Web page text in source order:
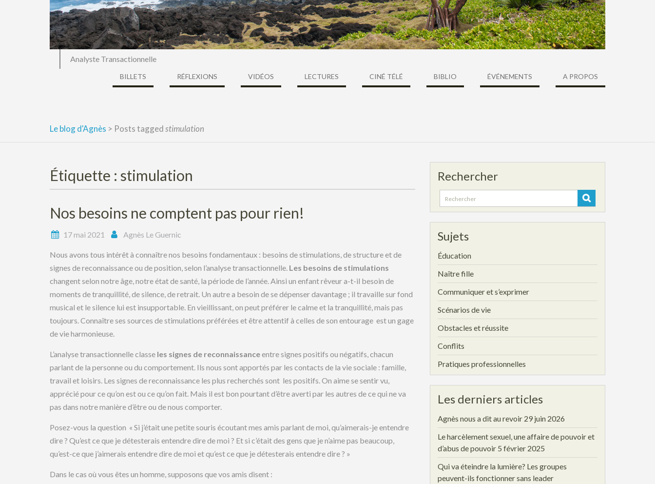
Analyste Transactionnelle
BILLETS RÉFLEXIONS VIDÉOS LECTURES CINÉ TÉLÉ BIBLIO ÉVÉNEMENTS A PROPOS
Le blog d'Agnès > Posts taggedstimulation
Étiquette : stimulation
Nos besoins ne comptent pas pour rien!
17 mai 2021 Agnès Le Guernic
Nous avons tous intérêt à connaître nos besoins fondamentaux : besoins de stimulations, de structure et de
signes de reconnaissance ou de position, selon l’analyse transactionnelle. Les besoins de stimulations
changent selon notre âge, notre état de santé, la période de l’année. Ainsi un enfant rêveur a-t-il besoin de
moments de tranquillité, de silence, de retrait. Un autre a besoin de se dépenser davantage ; il travaille sur fond
musical et le silence lui est insupportable. En vieillissant, on peut préférer le calme et la tranquillité, mais pas
toujours. Connaître ses sources de stimulations préférées et être attentif à celles de son entourage est un gage
de vie harmonieuse.
L’analyse transactionnelle classe les signes de reconnaissanceentre signes positifs ou négatifs, chacun
parlant de la personne ou du comportement. Ils nous sont apportés par les contacts de la vie sociale : famille,
travail et loisirs. Les signes de reconnaissance les plus recherchés sont les positifs. On aime se sentir vu,
apprécié pour ce qu’on est ou ce qu’on fait. Mais il est bon pourtant d’être averti par les autres de ce qui ne va
pas dans notre manière d’être ou de nous comporter.
Posez-vous la question « Si j’était une petite souris écoutant mes amis parlant de moi, qu’aimerais-je entendre
dire ? Qu’est ce que je détesterais entendre dire de moi ? Et si c’était des gens que je n’aime pas beaucoup,
qu’est-ce que j’aimerais entendre dire de moi et qu’est ce que je détesterais entendre dire ? »
Dans le cas où vous êtes un homme, supposons que vos amis disent :
Rechercher
Search
for:
Sujets
Éducation
Naître fille
Communiquer et s’exprimer
Scénarios de vie
Obstacles et réussite
Conflits
Pratiques professionnelles
Les derniers articles
Agnès nous a dit au revoir 29 juin 2026
Le harcèlement sexuel, une affaire de pouvoir et
d’abus de pouvoir 5 février 2025
Qui va éteindre la lumière? Les groupes
peuvent-ils fonctionner sans leader